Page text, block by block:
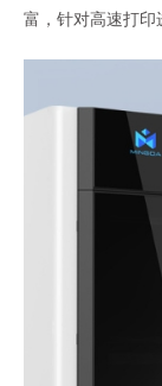
富，针对高速打印